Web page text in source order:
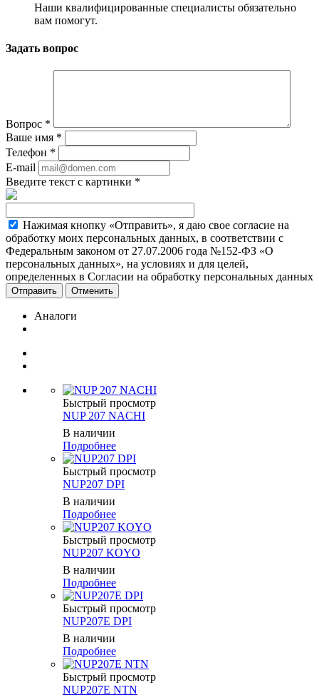
Наши квалифицированные специалисты обязательно
вам помогут.
Задать вопрос
Вопрос *
Ваше имя *
Телефон *
E-mail
Введите текст с картинки *
Нажимая кнопку «Отправить», я даю свое согласие на
обработку моих персональных данных, в соответствии с
Федеральным законом от 27.07.2006 года №152-ФЗ «О
персональных данных», на условиях и для целей,
определенных в Согласии на обработку персональных данных
Отменить
Аналоги
Быстрый просмотр
NUP 207 NACHI
В наличии
Подробнее
Быстрый просмотр
NUP207 DPI
В наличии
Подробнее
Быстрый просмотр
NUP207 KOYO
В наличии
Подробнее
Быстрый просмотр
NUP207E DPI
В наличии
Подробнее
Быстрый просмотр
NUP207E NTN